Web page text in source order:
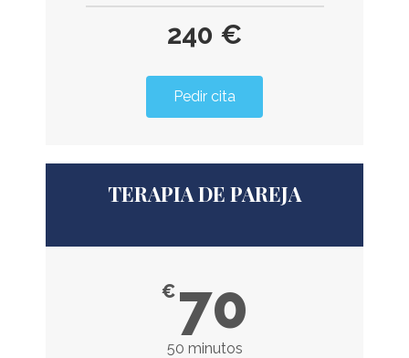
240 €
Pedir cita
TERAPIA DE PAREJA
€ 70
50 minutos